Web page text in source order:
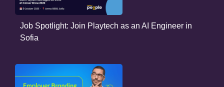
Job Spotlight: Join Playtech as an AI Engineer in
Sofia